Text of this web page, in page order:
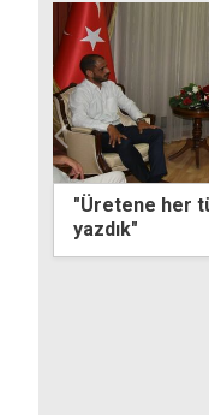
Çeler'den